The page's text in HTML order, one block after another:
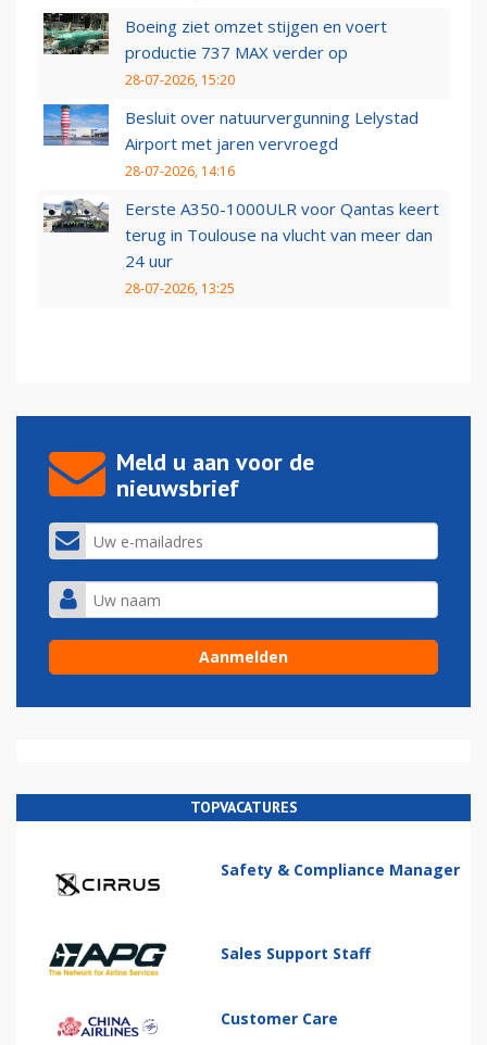
Boeing ziet omzet stijgen en voert
productie 737 MAX verder op
28-07-2026, 15:20
Besluit over natuurvergunning Lelystad
Airport met jaren vervroegd
28-07-2026, 14:16
Eerste A350-1000ULR voor Qantas keert
terug in Toulouse na vlucht van meer dan
24 uur
28-07-2026, 13:25
Meld u aan voor de
nieuwsbrief
TOPVACATURES
Safety & Compliance Manager
Sales Support Staff
Customer Care